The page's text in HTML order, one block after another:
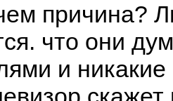
причина?
что они
и никакие